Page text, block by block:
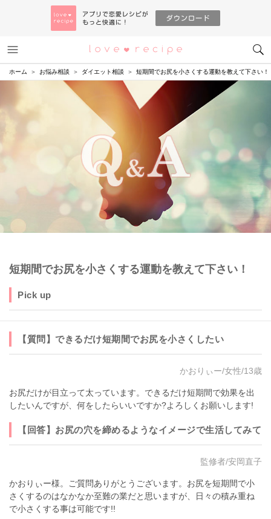
恋愛レシピ
ホーム お悩み相談 ダイエット相談 短期間でお尻を小さくする運動を教えて下さい！
短期間でお尻を小さくする運動を教えて下さい！
Pick up
【質問】できるだけ短期間でお尻を小さくしたい
かおりぃー/女性/13歳
お尻だけが目立って太っています。できるだけ短期間で効果を出
したいんですが、何をしたらいいですか?よろしくお願いします!
【回答】お尻の穴を締めるようなイメージで生活してみて
監修者/安岡直子
かおりぃー様。ご質問ありがとうございます。お尻を短期間で小
さくするのはなかなか至難の業だと思いますが、日々の積み重ね
で小さくする事は可能です!!